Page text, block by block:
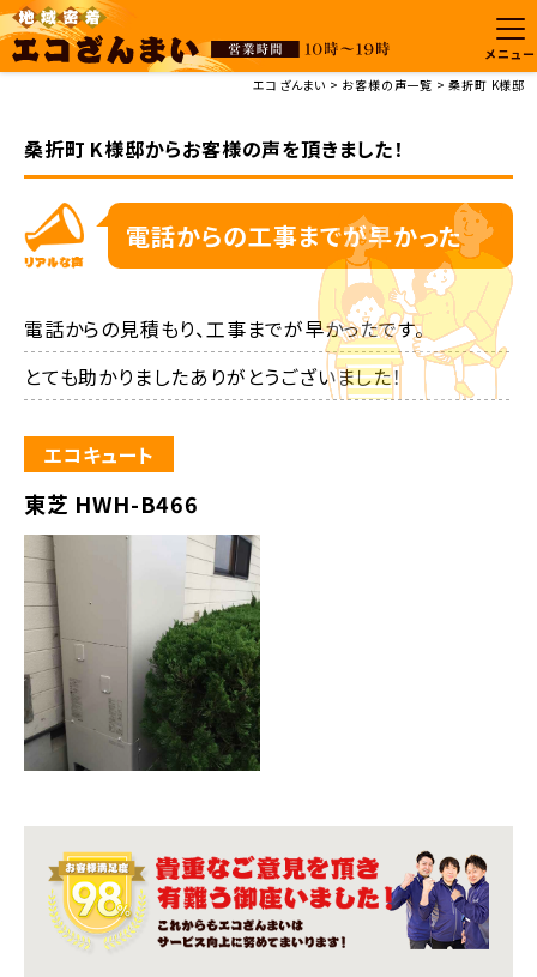
メニュー
エコざんまい
お客様の声一覧 桑折町 K様邸
桑折町 K様邸からお客様の声を頂きました！
電話からの工事までが早かった
電話からの見積もり、工事までが早かったです。
とても助かりましたありがとうございました！
エコキュート
東芝 HWH-B466